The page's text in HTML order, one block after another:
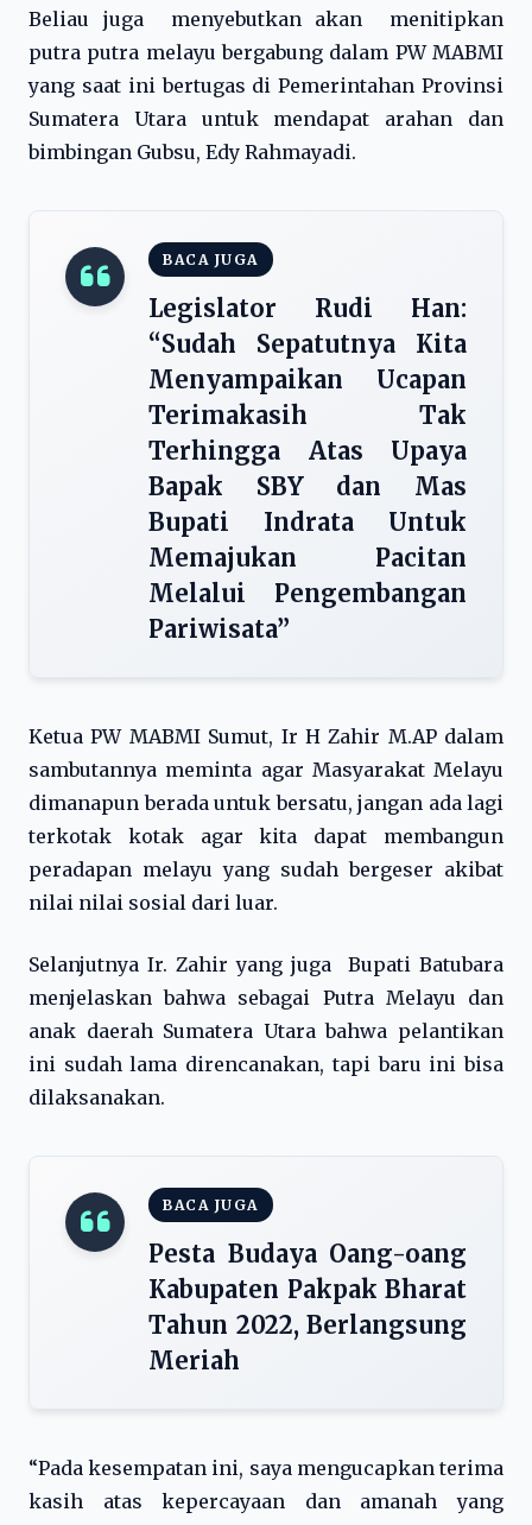
Beliau juga menyebutkan akan menitipkan
putra putra melayu bergabung dalam PW MABMI
yang saat ini bertugas di Pemerintahan Provinsi
Sumatera Utara untuk mendapat arahan dan
bimbingan Gubsu, Edy Rahmayadi.
BACA JUGA
Legislator Rudi Han:
“Sudah Sepatutnya Kita
Menyampaikan Ucapan
Terimakasih Tak
Terhingga Atas Upaya
Bapak SBY dan Mas
Bupati Indrata Untuk
Memajukan Pacitan
Melalui Pengembangan
Pariwisata”
Ketua PW MABMI Sumut, Ir H Zahir M.AP dalam
sambutannya meminta agar Masyarakat Melayu
dimanapun berada untuk bersatu, jangan ada lagi
terkotak kotak agar kita dapat membangun
peradapan melayu yang sudah bergeser akibat
nilai nilai sosial dari luar.
Selanjutnya Ir. Zahir yang juga Bupati Batubara
menjelaskan bahwa sebagai Putra Melayu dan
anak daerah Sumatera Utara bahwa pelantikan
ini sudah lama direncanakan, tapi baru ini bisa
dilaksanakan.
BACA JUGA
Pesta Budaya Oang-oang
Kabupaten Pakpak Bharat
Tahun 2022, Berlangsung
Meriah
“Pada kesempatan ini, saya mengucapkan terima
kasih atas kepercayaan dan amanah yang